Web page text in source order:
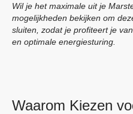
Wil je het maximale uit je
mogelijkheden bekijken om
sluiten, zodat je profiteert je
en optimale energiesturing.
Waarom Kiezen